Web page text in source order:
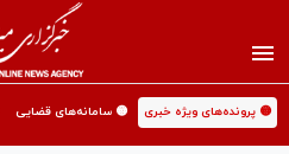
🟡 پرونده‌های ویژه خبری 🟡 سامانه‌های قضایی